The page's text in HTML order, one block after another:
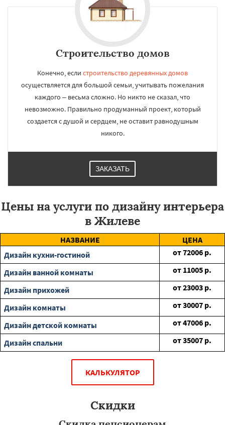
Строительство домов
Конечно, если строительство деревянных домов
осуществляется для большой семьи, учитывать пожелания
каждого – весьма сложно. Но никто не сказал, что
невозможно. Правильно продуманный проект, который
создается с душой и сердцем, не оставит равнодушным
никого.
ЗАКАЗАТЬ
Цены на услуги по дизайну интерьера
в Жилеве
НАЗВАНИЕ
ЦЕНА
Дизайн кухни-гостиной
от72006 р.
Дизайн ванной комнаты
от 11005 р.
Дизайн прихожей
от23003 р.
Дизайн комнаты
от30007 р.
Дизайн детской комнаты
от47006 р.
Дизайн спальни
от35007 р.
КАЛЬКУЛЯТОР
Скидки